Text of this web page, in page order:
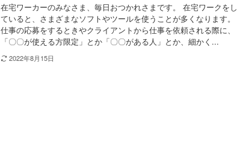
在宅ワーカーのみなさま、毎日おつかれさまです。 在宅ワークをし
ていると、さまざまなソフトやツールを使うことが多くなります。
仕事の応募をするときやクライアントから仕事を依頼される際に、
「〇〇が使える方限定」とか「〇〇がある人」とか、細かく...
2022年8月15日